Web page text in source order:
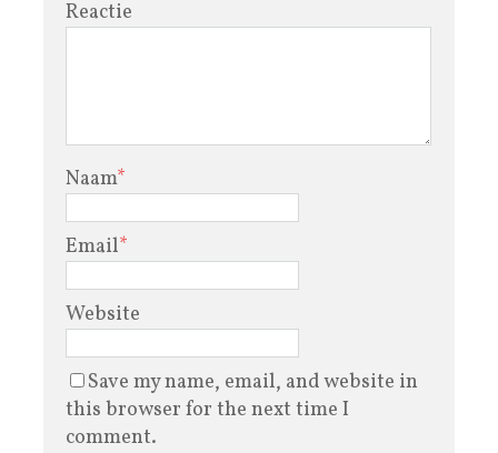
Reactie
Naam*
Email*
Website
Save my name, email, and website in
this browser for the next time I
comment.